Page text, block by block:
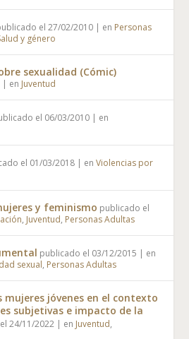
el 27/02/2010 | en Personas
y género
sexualidad (Cómic)
| en Juventud
el 06/03/2010 | en
el 01/03/2018 | enViolencias por
y feminismo publicado el
, Juventud, Personas Adultas
publicado el 03/12/2015 | en
sexual, Personas Adultas
mujeres jóvenes en el contexto
subjetivas e impacto de la
24/11/2022 | en Juventud,